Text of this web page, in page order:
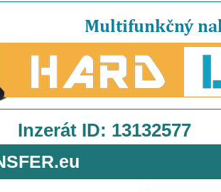
Inzerát ID: 13132577